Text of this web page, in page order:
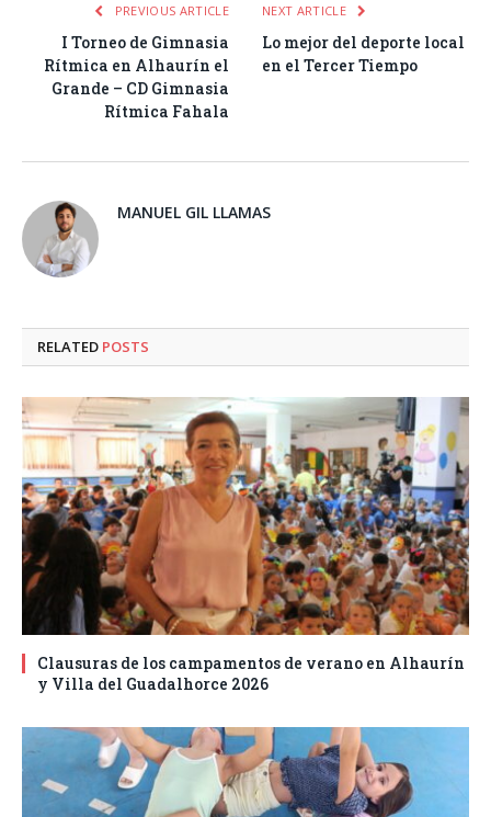
PREVIOUS ARTICLE
I Torneo de Gimnasia
Rítmica en Alhaurín el
Grande – CD Gimnasia
Rítmica Fahala
NEXT ARTICLE
Lo mejor del deporte local
en el Tercer Tiempo
MANUEL GIL LLAMAS
RELATED POSTS
Clausuras de los campamentos de verano en Alhaurín
y Villa del Guadalhorce 2026